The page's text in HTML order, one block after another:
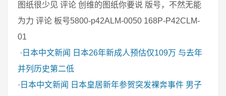
图纸很少见 评论 创维的图纸你要说 版号，不然无能
为力 评论 板号5800-p42ALM-0050 168P-P42CLM-
01
· 日本中文新闻
日本26年新成人预估仅109万 与去年
并列历史第二低
· 日本中文新闻
日本皇居新年参贺突发裸奔事件 男子